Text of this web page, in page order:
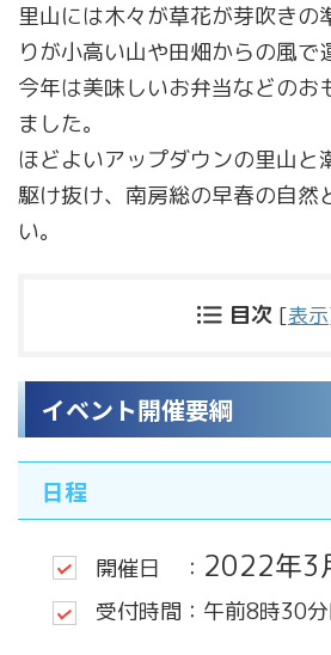
里山には木々が草花が芽吹きの
りが小高い山や田畑からの風で
今年は美味しいお弁当などのお
ました。
ほどよいアップダウンの里山と
駆け抜け、南房総の早春の自然
い。
目次 [表示
イベント開催要綱
日程
開催日 ： 2022年3
受付時間：午前8時30